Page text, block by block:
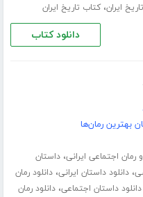
ایران،کتاب تاریخ ایران
دانلود کتاب
بهترین رمان‌ها
رمان اجتماعی ایرانی،داستان
،دانلود داستان ایرانی،دانلود رمان
دانلود داستان اجتماعی،دانلود رمان